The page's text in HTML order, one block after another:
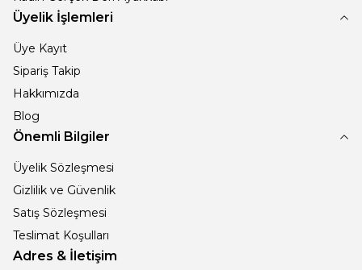
Üyelik İşlemleri
Üye Kayıt
Sipariş Takip
Hakkımızda
Blog
Önemli Bilgiler
Üyelik Sözleşmesi
Gizlilik ve Güvenlik
Satış Sözleşmesi
Teslimat Koşulları
Adres & İletişim